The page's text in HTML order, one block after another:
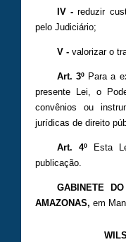
IV - reduzir
pelo Judiciário;
V -valorizar o
Art. 3º Para a
presente Lei, o
convênios ou
jurídicas de direito
Art. 4ºEsta
publicação.
GABINETE
AMAZONAS, em